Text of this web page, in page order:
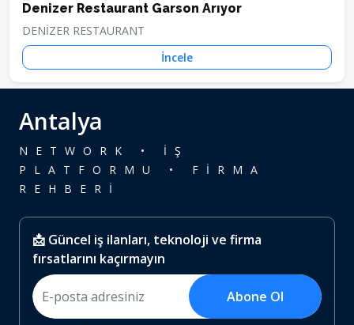
Denizer Restaurant Garson Arıyor
DENİZER RESTAURANT
İncele
Antalya
NETWORK • İŞ
PLATFORMU • FİRMA
REHBERİ
📩 Güncel iş ilanları, teknoloji ve firma
fırsatlarını kaçırmayın
Abone Ol